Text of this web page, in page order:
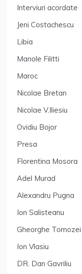
Interviuri acordate
Jeni Costachescu
Libia
Manole Filitti
Maroc
Nicolae Bretan
Nicolae V.Iliesiu
Ovidiu Bojor
Presa
Florentina Mosora
Adel Murad
Alexandru Pugna
Ion Salisteanu
Gheorghe Tomozei
Ion Vlasiu
DR. Dan Gavriliu